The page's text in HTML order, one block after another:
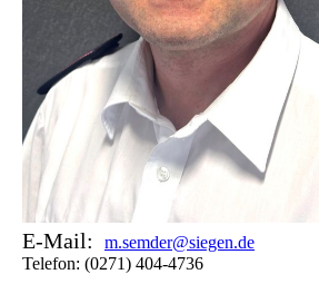
E-Mail:
m.semder@siegen.de
Telefon: (0271) 404-4736